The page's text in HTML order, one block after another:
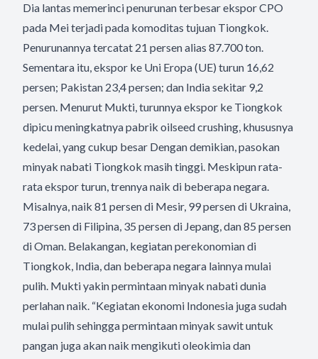
Dia lantas memerinci penurunan terbesar ekspor CPO
pada Mei terjadi pada komoditas tujuan Tiongkok.
Penurunannya tercatat 21 persen alias 87.700 ton.
Sementara itu, ekspor ke Uni Eropa (UE) turun 16,62
persen; Pakistan 23,4 persen; dan India sekitar 9,2
persen. Menurut Mukti, turunnya ekspor ke Tiongkok
dipicu meningkatnya pabrik oilseed crushing, khususnya
kedelai, yang cukup besar Dengan demikian, pasokan
minyak nabati Tiongkok masih tinggi. Meskipun rata-
rata ekspor turun, trennya naik di beberapa negara.
Misalnya, naik 81 persen di Mesir, 99 persen di Ukraina,
73 persen di Filipina, 35 persen di Jepang, dan 85 persen
di Oman. Belakangan, kegiatan perekonomian di
Tiongkok, India, dan beberapa negara lainnya mulai
pulih. Mukti yakin permintaan minyak nabati dunia
perlahan naik. “Kegiatan ekonomi Indonesia juga sudah
mulai pulih sehingga permintaan minyak sawit untuk
pangan juga akan naik mengikuti oleokimia dan